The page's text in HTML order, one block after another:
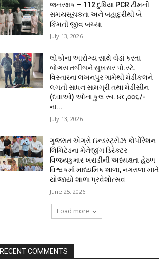
જનરક્ષક – 112 દુધિયા PCR ટીમની
સમયસૂચકતા અને બહાદુરીથી બે
કિંમતી જીવ બચ્યા
July 13, 2026
લોકોના આરોગ્ય સાથે ચેડાં કરતા
બોગસ તબીબને સુખસર પો.સ્ટે.
વિસ્તારના લખનપુર ગામેથી મેડીકલને
લગતી સાધન સામગ્રી તથા મેડીસીન
(દવાઓ) ઓના કુલ રૂા. ૪૯,૦૦૬/-
ના...
July 13, 2026
ગુજરાત એગ્રો ઇન્ડસ્ટ્રીઝ કોર્પોરેશન
લિમિટેડના મેનેજીંગ ડિરેક્ટર
વિજયકુમાર ખરાડીની અધ્યક્ષતા હેઠળ
વિશ્વકર્મા માધ્યમિક શાળા, નગરાળા ખાતે
યોજાયો શાળા પ્રવેશોત્સવ
June 25, 2026
Load more
RECENT COMMENTS